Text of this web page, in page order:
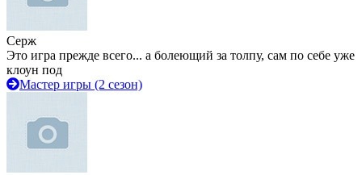
Серж
Это игра прежде всего... а болеющий за толпу, сам по себе уже
клоун под
Мастер игры (2 сезон)